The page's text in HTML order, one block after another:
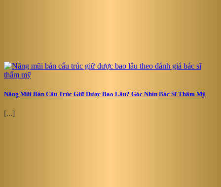
Nâng Mũi Bán Cấu Trúc Giữ Được Bao Lâu? Góc Nhìn Bác Sĩ Thẩm Mỹ
[...]